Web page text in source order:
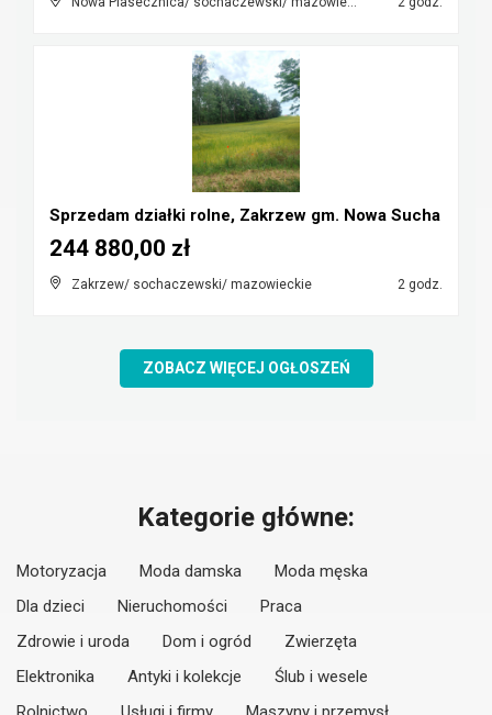
Sprzedam działki rolne, Zakrzew gm. Nowa Sucha
Zakrzew/ sochaczewski/ mazowieckie 2 godz.
244 880,00 zł
ZOBACZ WIĘCEJ OGŁOSZEŃ
Kategorie główne:
Motoryzacja Moda damska
Moda męska
Dla dzieci
Nieruchomości
Praca
Zdrowie i uroda
Dom i ogród
Zwierzęta
Elektronika
Antyki i kolekcje
Ślub i wesele